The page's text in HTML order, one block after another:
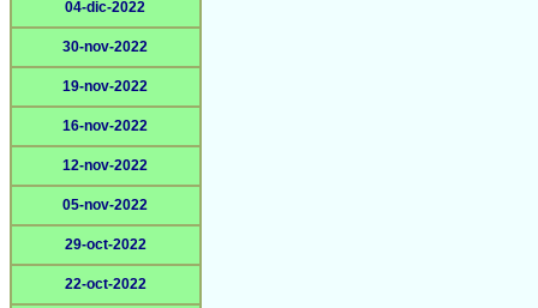
04-dic-2022
30-nov-2022
19-nov-2022
16-nov-2022
12-nov-2022
05-nov-2022
29-oct-2022
22-oct-2022